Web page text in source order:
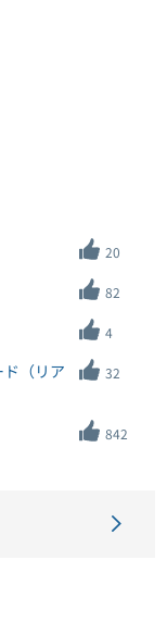
20
82
4
（リア
32
842